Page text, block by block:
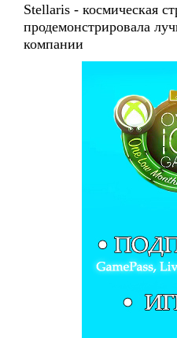
Stellaris - космическая
продемонстрировала
компании